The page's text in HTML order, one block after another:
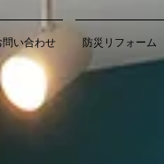
問い合わせ 防災リフォーム